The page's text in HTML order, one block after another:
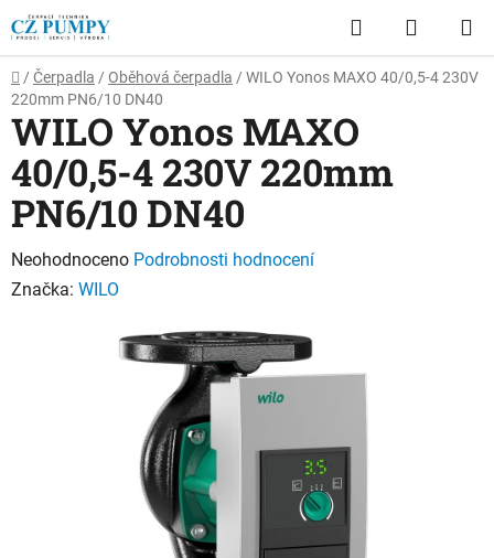
Přejít
na
obsah
Hledat
KOŠÍK
Domů
/ Čerpadla / Oběhová čerpadla / WILO Yonos MAXO 40/0,5-4 230V
220mm PN6/10 DN40
WILO Yonos MAXO
40/0,5-4 230V 220mm
PN6/10 DN40
Průměrné
hodnocení
Neohodnoceno Podrobnosti hodnocení
Značka: WILO